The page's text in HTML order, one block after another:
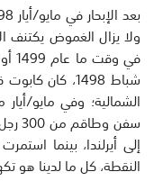
ولا يزال الغموض يكتنف
شباط 1498،
الشمالية؛ وفي مايو/
سفن
إلى أيرلندا، بينما
النقطة، كل ما لدينا هو